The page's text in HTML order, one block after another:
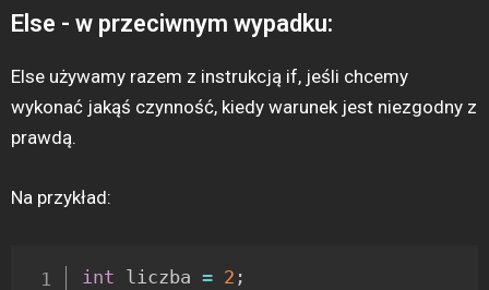
Else - w przeciwnym wypadku:
Else używamy razem z instrukcją if, jeśli chcemy
wykonać jakąś czynność, kiedy warunek jest niezgodny z
prawdą.
Na przykład:
int liczba = 2 ;